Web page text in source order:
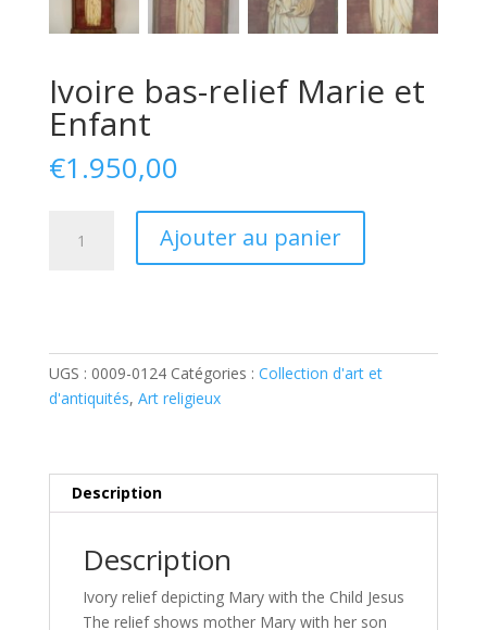
Ivoire bas-relief Marie et
Enfant
€1.950,00
Child
Ajouter au panier
UGS : 0009-0124 Catégories : Collection d'art et
d'antiquités, Art religieux
Description
Description
Ivory relief depicting Mary with the Child Jesus
The relief shows mother Mary with her son